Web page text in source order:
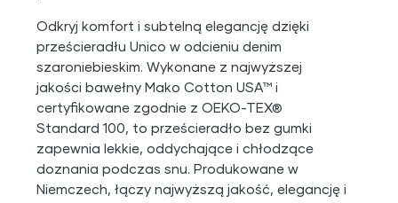
Odkryj komfort i subtelną elegancję dzięki
prześcieradłu Unico w odcieniu denim
szaroniebieskim. Wykonane z najwyższej
jakości bawełny Mako Cotton USA™ i
certyfikowane zgodnie z OEKO-TEX®
Standard 100, to prześcieradło bez gumki
zapewnia lekkie, oddychające i chłodzące
doznania podczas snu. Produkowane w
Niemczech, łączy najwyższą jakość, elegancję i